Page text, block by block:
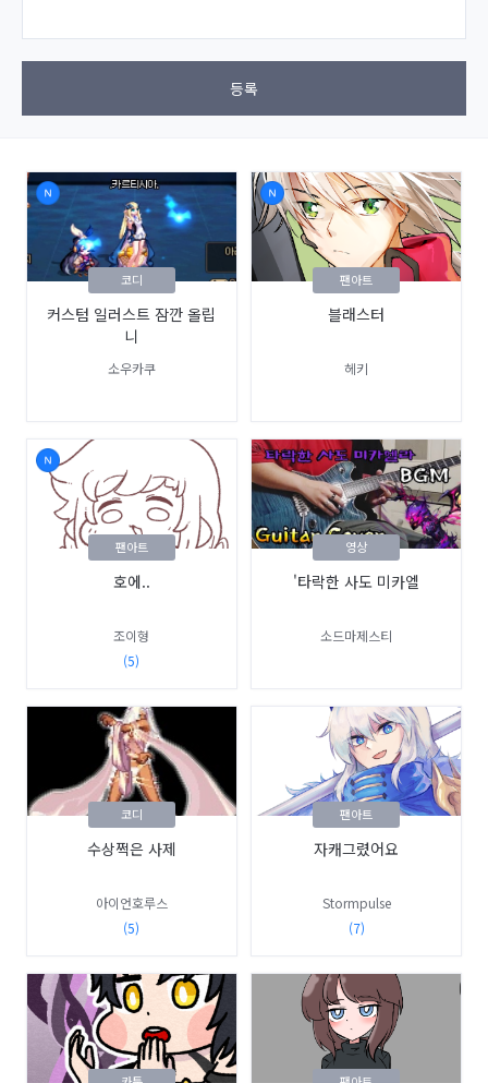
등록
커스텀 일러스트 잠깐 올립
니
소우카쿠
코디
블래스터
헤키
팬아트
호에..
조이형
(5)
팬아트
'타락한 사도 미카엘
소드마제스티
영상
수상쩍은 사제
아이언호루스
(5)
코디
자캐그렸어요
Stormpulse
(7)
팬아트